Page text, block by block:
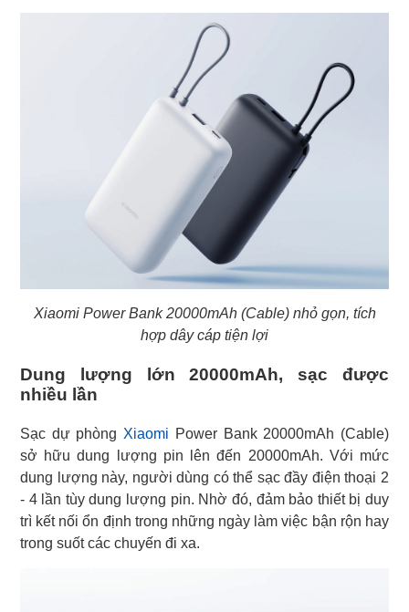
Xiaomi Power Bank 20000mAh (Cable) nhỏ gọn, tích
hợp dây cáp tiện lợi
Dung lượng lớn 20000mAh, sạc được
nhiều lần
Sạc dự phòng Xiaomi Power Bank 20000mAh (Cable)
sở hữu dung lượng pin lên đến 20000mAh. Với mức
dung lượng này, người dùng có thể sạc đầy điện thoại 2
- 4 lần tùy dung lượng pin. Nhờ đó, đảm bảo thiết bị duy
trì kết nối ổn định trong những ngày làm việc bận rộn hay
trong suốt các chuyến đi xa.